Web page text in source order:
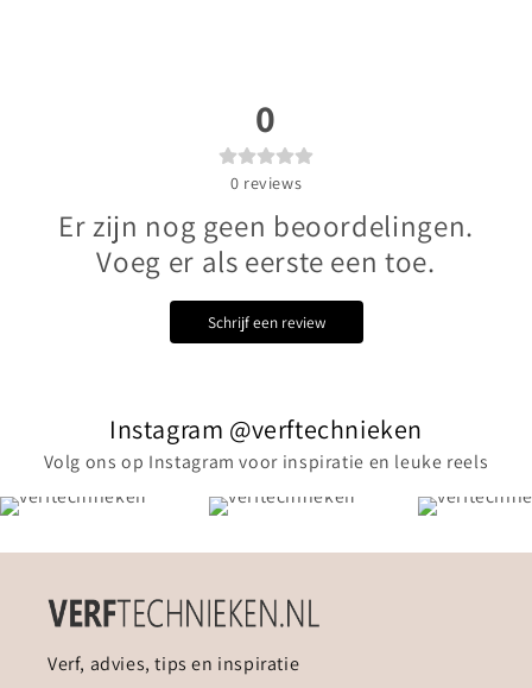
0
0 reviews
Er zijn nog geen beoordelingen.
Voeg er als eerste een toe.
Schrijf een review
Instagram @verftechnieken
Volg ons op Instagram voor inspiratie en leuke reels
Verf, advies, tips en inspiratie